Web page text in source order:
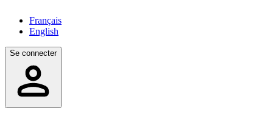
Français
English
Se connecter